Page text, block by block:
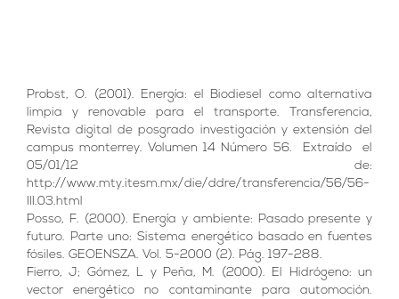
Probst, O. (2001). Energía: el Biodiesel como alternativa
limpia y renovable para el transporte. Transferencia,
Revista digital de posgrado investigación y extensión del
campus monterrey. Volumen 14 Número 56. Extraído el
05/01/12 de:
http://www.mty.itesm.mx/die/ddre/transferencia/56/56-
III.03.html
Posso, F. (2000). Energía y ambiente: Pasado presente y
futuro. Parte uno: Sistema energético basado en fuentes
fósiles. GEOENSZA. Vol. 5-2000 (2). Pág. 197-288.
Fierro, J; Gómez, L y Peña, M. (2000). El Hidrógeno: un
vector energético no contaminante para automoción.